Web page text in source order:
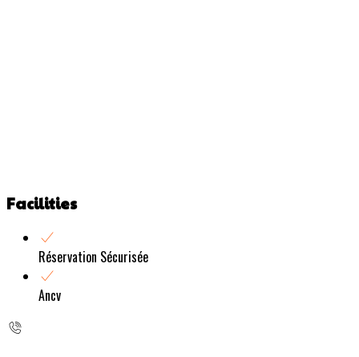
Facilities
Réservation Sécurisée
Ancv